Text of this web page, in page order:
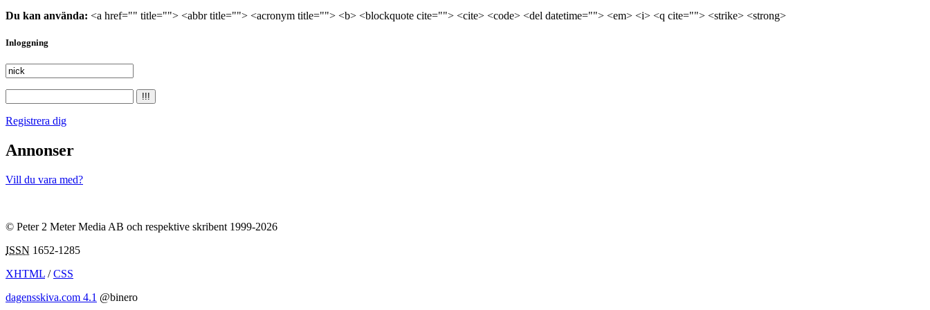
Du kan använda: <a href="" title=""> <abbr title=""> <acronym title=""> <b> <blockquote cite=""> <cite> <code> <del datetime=""> <em> <i> <q cite=""> <strike> <strong>
Inloggning
Registrera dig
Annonser
Vill du vara med?
© Peter 2 Meter Media AB och respektive skribent 1999-2026
ISSN 1652-1285
XHTML /CSS
dagensskiva.com 4.1 @binero